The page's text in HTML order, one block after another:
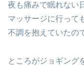
夜も痛みで眠れない
マッサージに行って
不調を抱えていたの
ところがジョギング